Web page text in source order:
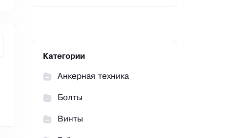
Категории
Анкерная техника
Болты
Винты